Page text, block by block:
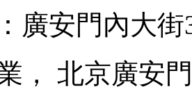
廣安門內大
， 北京廣